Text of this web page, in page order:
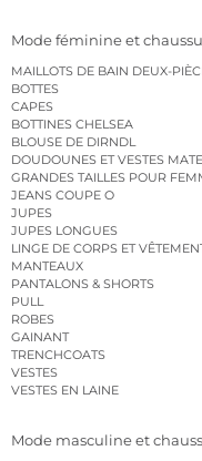
Mode féminine et
MAILLOTS DE BAIN DEUX-
BOTTES
CAPES
BOTTINES CHELSEA
BLOUSE DE DIRNDL
DOUDOUNES ET VESTES
GRANDES TAILLES POUR
JEANS COUPE O
JUPES
JUPES LONGUES
LINGE DE CORPS ET
MANTEAUX
PANTALONS & SHORTS
PULL
ROBES
GAINANT
TRENCHCOATS
VESTES
VESTES EN LAINE
Mode masculine et